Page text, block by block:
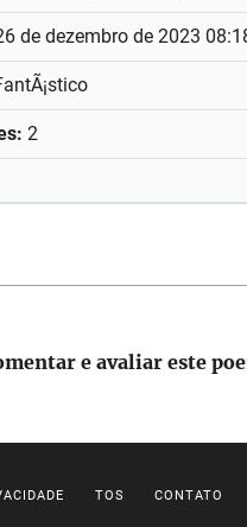
de dezembro de 2023
2
e avaliar este
TOS CONTATO